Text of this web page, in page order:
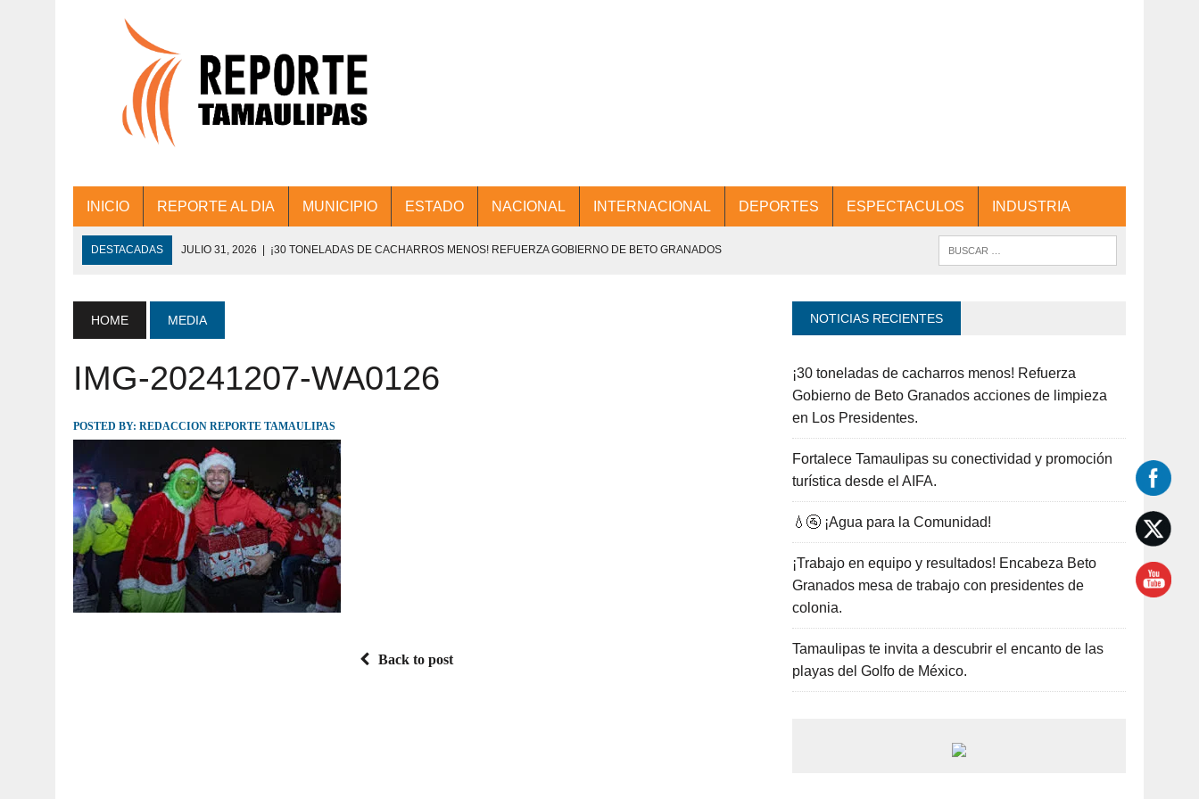
INICIO REPORTE AL DIA MUNICIPIO ESTADO NACIONAL INTERNACIONAL DEPORTES ESPECTACULOS INDUSTRIA
DESTACADAS JULIO 31, 2026 | ¡30 TONELADAS DE CACHARROS MENOS! REFUERZA GOBIERNO DE BETO GRANADOS
JULIO 30, 2026 | 💧🚰 ¡AGUA PARA LA COMUNIDAD!
JULIO 30, 2026 | ¡TRABAJO EN EQUIPO Y RESULTADOS! ENCABEZA BETO GRANADOS MESA DE TRABAJO CON PRESIDENTES
JULIO 30, 2026 | TAMAULIPAS TE INVITA A DESCUBRIR EL ENCANTO DE LAS PLAYAS DEL GOLFO DE MÉXICO.
HOME MEDIA
IMG-20241207-WA0126
POSTED BY: REDACCION REPORTE TAMAULIPAS
Back to post
NOTICIAS RECIENTES
¡30 toneladas de cacharros menos! Refuerza
Gobierno de Beto Granados acciones de limpieza
en Los Presidentes.
Fortalece Tamaulipas su conectividad y promoción
turística desde el AIFA.
💧🚰 ¡Agua para la Comunidad!
¡Trabajo en equipo y resultados! Encabeza Beto
Granados mesa de trabajo con presidentes de
colonia.
Tamaulipas te invita a descubrir el encanto de las
playas del Golfo de México.